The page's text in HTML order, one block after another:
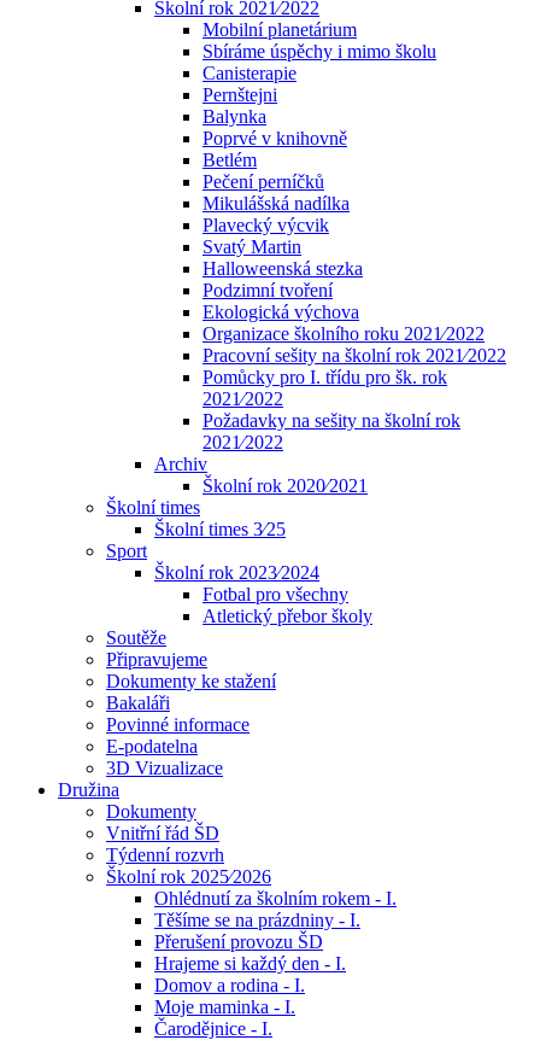
Školní rok 2021⁄2022
Mobilní planetárium
Sbíráme úspěchy i mimo školu
Canisterapie
Pernštejni
Balynka
Poprvé v knihovně
Betlém
Pečení perníčků
Mikulášská nadílka
Plavecký výcvik
Svatý Martin
Halloweenská stezka
Podzimní tvoření
Ekologická výchova
Organizace školního roku 2021⁄2022
Pracovní sešity na školní rok 2021⁄2022
Pomůcky pro I. třídu pro šk. rok
2021⁄2022
Požadavky na sešity na školní rok
2021⁄2022
Archiv
Školní rok 2020⁄2021
Školní times
Školní times 3⁄25
Sport
Školní rok 2023⁄2024
Fotbal pro všechny
Atletický přebor školy
Soutěže
Připravujeme
Dokumenty ke stažení
Bakaláři
Povinné informace
E-podatelna
3D Vizualizace
Družina
Dokumenty
Vnitřní řád ŠD
Týdenní rozvrh
Školní rok 2025⁄2026
Ohlédnutí za školním rokem - I.
Těšíme se na prázdniny - I.
Přerušení provozu ŠD
Hrajeme si každý den - I.
Domov a rodina - I.
Moje maminka - I.
Čarodějnice - I.